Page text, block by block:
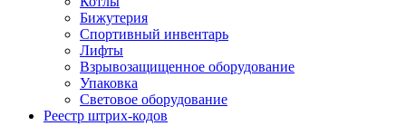
Бижутерия
Спортивный инвентарь
Лифты
Взрывозащищенное оборудование
Упаковка
Световое оборудование
Реестр штрих-кодов